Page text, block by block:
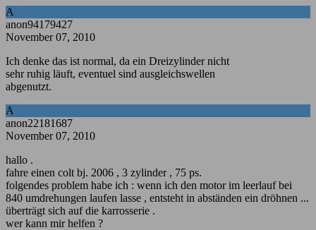
A
anon94179427
November 07, 2010
Ich denke das ist normal, da ein Dreizylinder nicht
sehr ruhig läuft, eventuel sind ausgleichswellen
abgenutzt.
A
anon22181687
November 07, 2010
hallo .
fahre einen colt bj. 2006 , 3 zylinder , 75 ps.
folgendes problem habe ich : wenn ich den motor im leerlauf bei
840 umdrehungen laufen lasse , entsteht in abständen ein dröhnen ...
überträgt sich auf die karrosserie .
wer kann mir helfen ?